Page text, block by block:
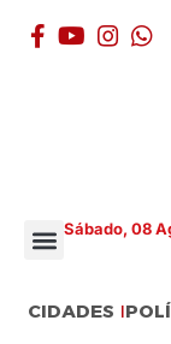
Sábado, 08
CIDADES